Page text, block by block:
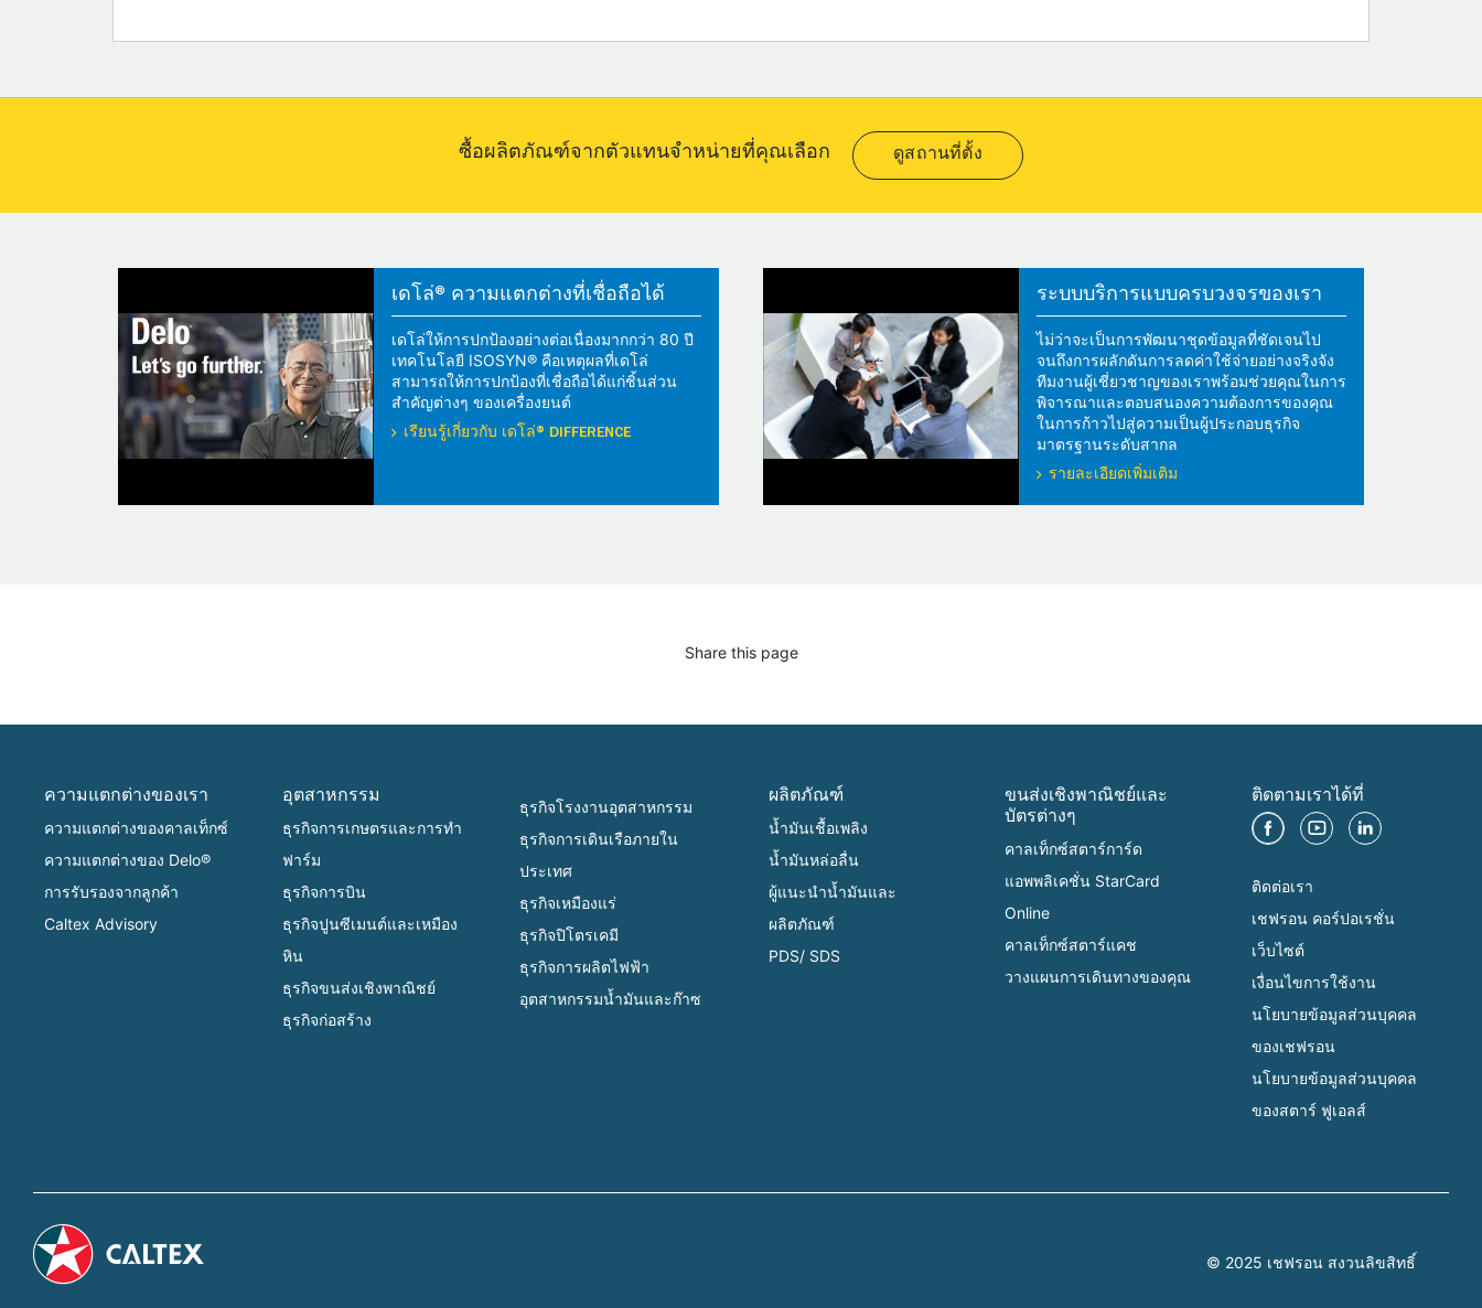
ซื้อผลิตภัณฑ์จากตัวแทนจำหน่ายที่คุณเลือก ดูสถานที่ตั้ง
เดโล่® ความแตกต่างที่เชื่อถือได้
เดโล่ให้การปกป้องอย่างต่อเนื่องมากกว่า 80 ปี
เทคโนโลยี ISOSYN® คือเหตุผลที่เดโล่
สามารถให้การปกป้องที่เชื่อถือได้แก่ชิ้นส่วน
สำคัญต่างๆ ของเครื่องยนต์
เรียนรู้เกี่ยวกับ เดโล่® DIFFERENCE
ระบบบริการแบบครบวงจรของเรา
ไม่ว่าจะเป็นการพัฒนาชุดข้อมูลที่ชัดเจนไป
จนถึงการผลักดันการลดค่าใช้จ่ายอย่างจริงจัง
ทีมงานผู้เชี่ยวชาญของเราพร้อมช่วยคุณในการ
พิจารณาและตอบสนองความต้องการของคุณ
ในการก้าวไปสู่ความเป็นผู้ประกอบธุรกิจ
มาตรฐานระดับสากล
รายละเอียดเพิ่มเติม
Share this page
ความแตกต่างของเรา
ความแตกต่างของคาลเท็กซ์
ความแตกต่างของ Delo®
การรับรองจากลูกค้า
Caltex Advisory
อุตสาหกรรม
ธุรกิจการเกษตรและการทำ
ฟาร์ม
ธุรกิจการบิน
ธุรกิจปูนซีเมนต์และเหมือง
หิน
ธุรกิจขนส่งเชิงพาณิชย์
ธุรกิจก่อสร้าง
ธุรกิจโรงงานอุตสาหกรรม
ธุรกิจการเดินเรือภายใน
ประเทศ
ธุรกิจเหมืองแร่
ธุรกิจปิโตรเคมี
ธุรกิจการผลิตไฟฟ้า
อุตสาหกรรมน้ำมันและก๊าซ
ผลิตภัณฑ์
น้ำมันเชื้อเพลิง
น้ำมันหล่อลื่น
ผู้แนะนำน้ำมันและ
ผลิตภัณฑ์
PDS/ SDS
ขนส่งเชิงพาณิชย์และ
บัตรต่างๆ
คาลเท็กซ์สตาร์การ์ด
แอพพลิเคชั่น StarCard
Online
คาลเท็กซ์สตาร์แคช
วางแผนการเดินทางของคุณ
ติดตามเราได้ที่
ติดต่อเรา
เชฟรอน คอร์ปอเรชั่น
เว็บไซต์
เงื่อนไขการใช้งาน
นโยบายข้อมูลส่วนบุคคล
ของเชฟรอน
นโยบายข้อมูลส่วนบุคคล
ของสตาร์ ฟูเอลส์
© 2025 เชฟรอน สงวนลิขสิทธิ์